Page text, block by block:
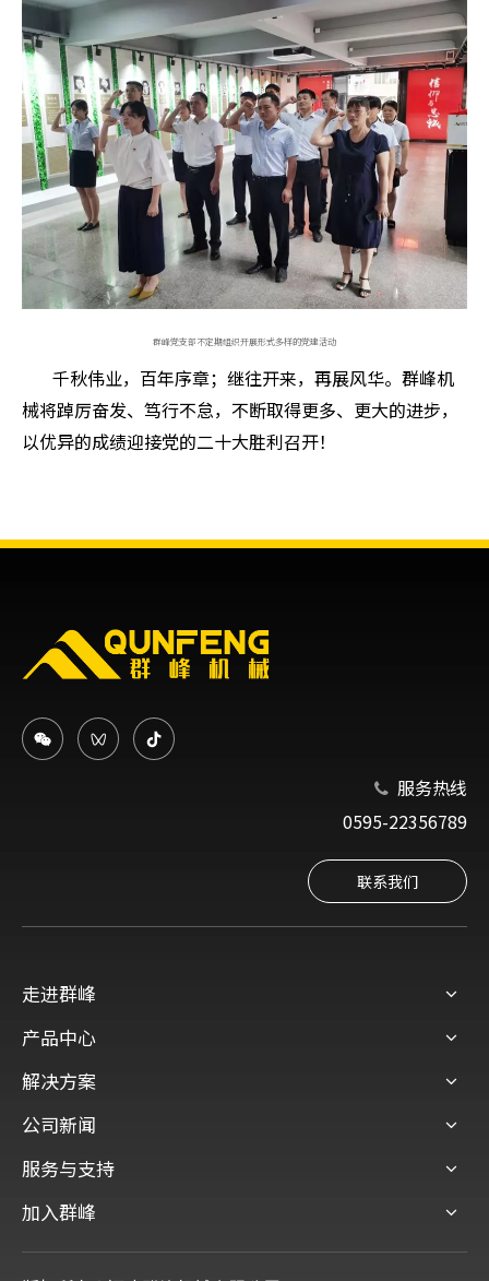
群峰党支部不定期组织开展形式多样的党建活动
千秋伟业，百年序章；继往开来，再展风华。群峰机
械将踔厉奋发、笃行不怠，不断取得更多、更大的进步，
以优异的成绩迎接党的二十大胜利召开！
 服务热线
0595-22356789
联系我们
走进群峰
产品中心
解决方案
公司新闻
服务与支持
加入群峰